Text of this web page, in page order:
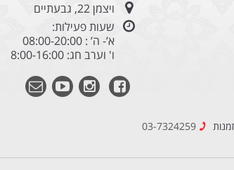
ויצמן 22, גבעתיים
שעות פעילות:
א’- ה’ : 08:00-20:00
ו' וערב חג: 8:00-16:00